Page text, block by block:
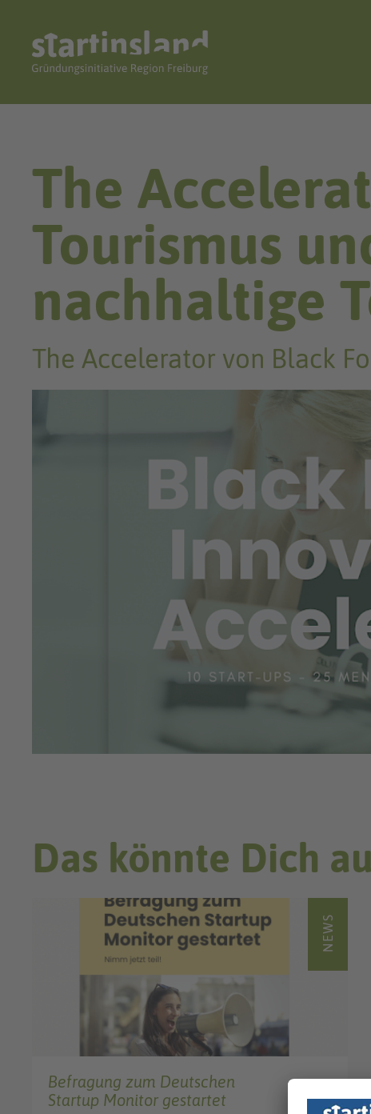
The
Tourismus
nachhaltige
The Accelerator von Black
Das könnte Dich
NEWS
Befragung zum Deutschen
Startup Monitor gestartet